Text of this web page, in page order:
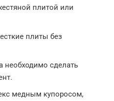
плитой или
плиты без
необходимо сделать
медным купоросом,